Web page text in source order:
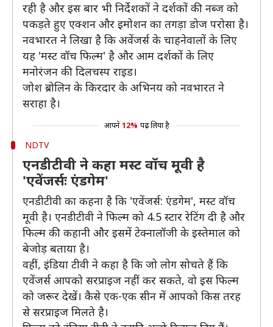
रही है और इस बार भी निर्देशकों ने दर्शकों की नब्ज को
पकड़ते हुए एक्शन और इमोशन का तगड़ा डोज परोसा है।
नवभारत ने लिखा है कि अवेंजर्स के चाहनेवालों के लिए
यह 'मस्ट वॉच फिल्म' है और आम दर्शकों के लिए
मनोरंजन की दिलचस्प राइड।
जोश ब्रोलिन के किरदार के अभिनय को नवभारत ने
सराहा है।
आपने 12% पढ़ लिया है
NDTV
एनडीटीवी ने कहा मस्ट वॉच मूवी है
'एवेंजर्सः एंडगेम'
एनडीटीवी का कहना है कि 'एवेंजर्स: एंडगेम', मस्ट वॉच
मूवी है। एनडीटीवी ने फिल्म को 4.5 स्टार रेटिंग दी है और
फिल्म की कहानी और इसमें टेक्नालॉजी के इस्तेमाल को
बेजोड़ बताया है।
वहीं, इंडिया टीवी ने कहा है कि जो लोग सोचते हैं कि
एवेंजर्स आपको सरप्राइज नहीं कर सकते, वो इस फिल्म
को जरूर देखें। कैसे एक-एक सीन में आपको किस तरह
से सरप्राइज मिलते है।